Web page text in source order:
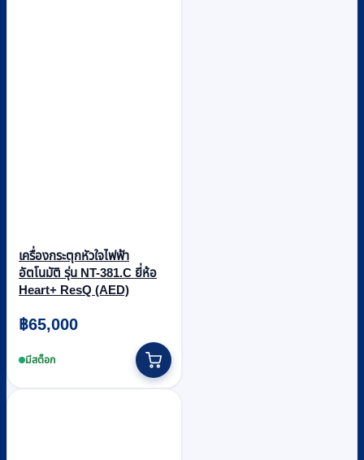
เครื่องกระตุกหัวใจไฟฟ้า
อัตโนมัติ รุ่น NT-381.C ยี่ห้อ
Heart+ ResQ (AED)
฿65,000
มีสต็อก